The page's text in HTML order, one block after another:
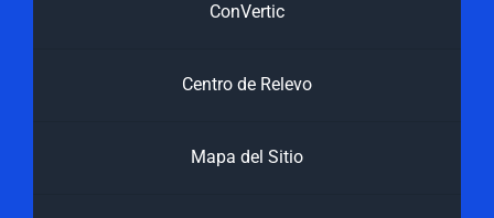
ConVertic
Centro de Relevo
Mapa del Sitio